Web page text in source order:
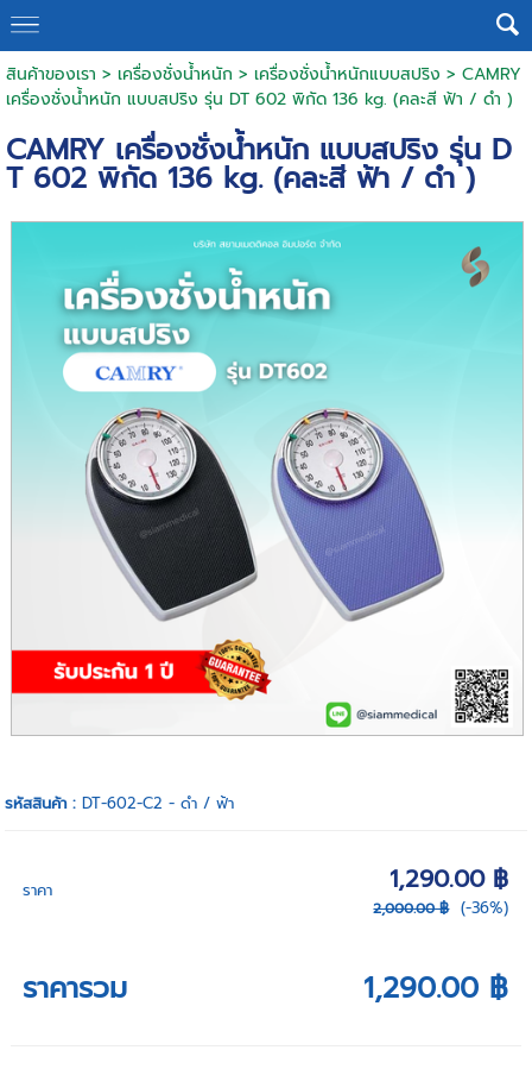
สินค้าของเรา > เครื่องชั่งน้ำหนัก > เครื่องชั่งน้ำหนักแบบสปริง > CAMRY
เครื่องชั่งน้ำหนัก แบบสปริง รุ่น DT 602 พิกัด 136 kg. (คละสี ฟ้า / ดำ )
CAMRY เครื่องชั่งน้ำหนัก แบบสปริง รุ่น D
T 602 พิกัด 136 kg. (คละสี ฟ้า / ดำ )
รหัสสินค้า :DT-602-C2 - ดำ / ฟ้า
ราคา 1,290.00 ฿
2,000.00 ฿ (-36%)
ราคารวม 1,290.00 ฿